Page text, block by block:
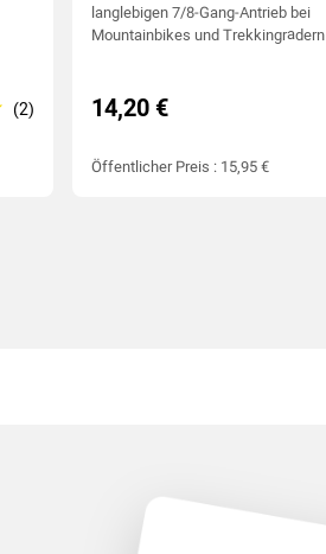
langlebigen 7/8-Gang-Antrieb bei
Mountainbikes und Trekkingrädern
14,20 €
Öffentlicher Preis : 15,95 €